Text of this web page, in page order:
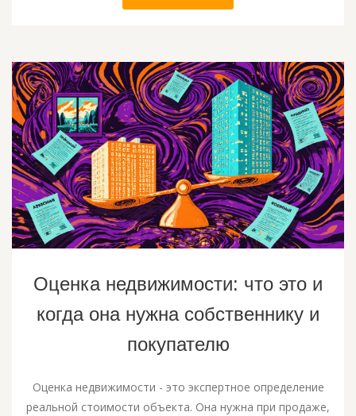
Оценка недвижимости: что это и
когда она нужна собственнику и
покупателю
Оценка недвижимости - это экспертное определение
реальной стоимости объекта. Она нужна при продаже,